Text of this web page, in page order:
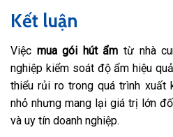
Kết luận
Việc mua gói hút ẩm từ nhà
nghiệp kiểm soát độ ẩm hiệu
thiểu rủi ro trong quá trình xuất
nhỏ nhưng mang lại giá trị lớn
và uy tín doanh nghiệp.